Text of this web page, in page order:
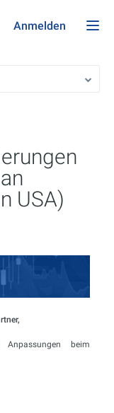
Anmelden
USA)
beim